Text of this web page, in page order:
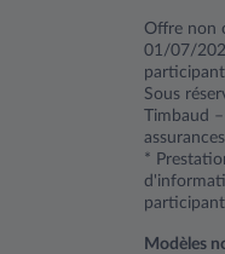
Offre non
01/07/
Sous
Timbaud
*
Modèles